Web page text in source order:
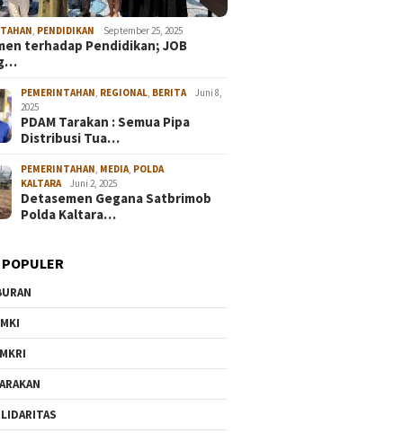
PENDIDIKAN September 25, 2025
terhadap Pendidikan; JOB
PEMERINTAHAN REGIONAL BERITA
Juni 8,
2025
PDAM Tarakan : Semua Pipa
Distribusi Tua…
PEMERINTAHAN MEDIA POLDA
KALTARA
Juni 2, 2025
Detasemen Gegana Satbrimob
Polda Kaltara…